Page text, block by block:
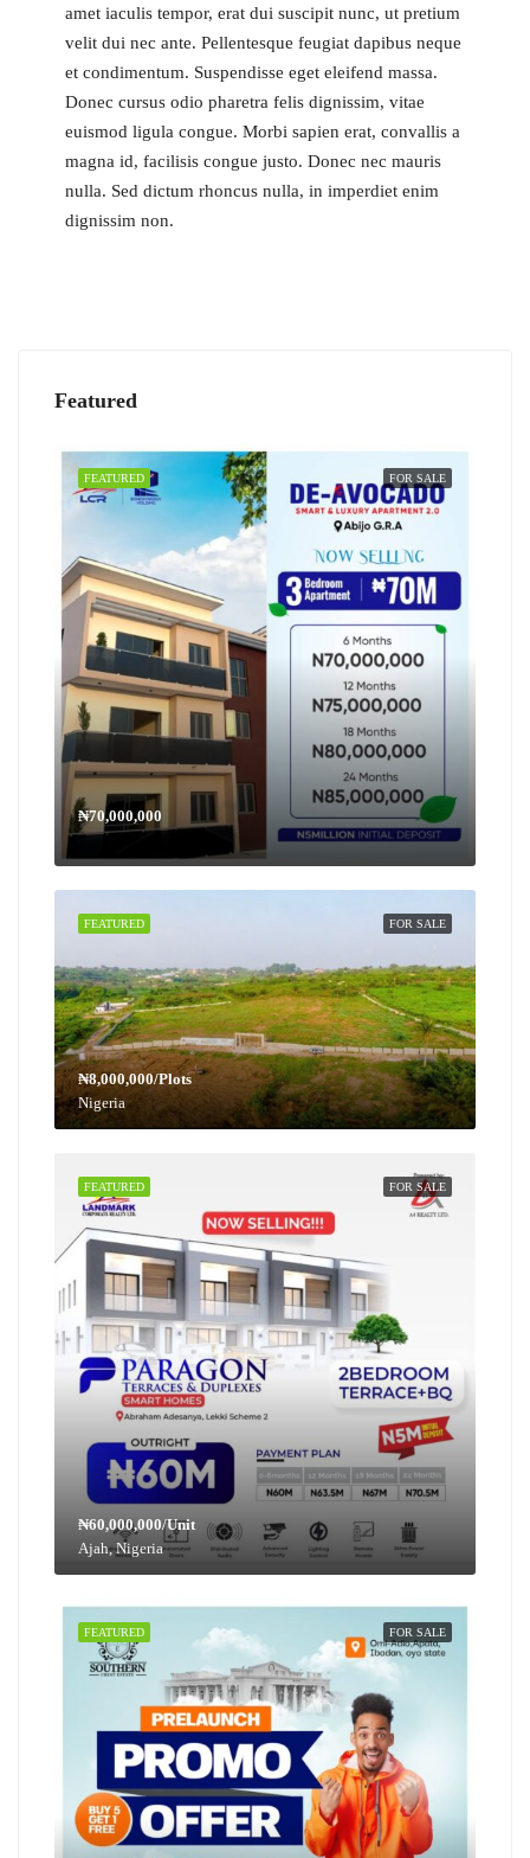
amet iaculis tempor, erat dui suscipit nunc, ut pretium
velit dui nec ante. Pellentesque feugiat dapibus neque
et condimentum. Suspendisse eget eleifend massa.
Donec cursus odio pharetra felis dignissim, vitae
euismod ligula congue. Morbi sapien erat, convallis a
magna id, facilisis congue justo. Donec nec mauris
nulla. Sed dictum rhoncus nulla, in imperdiet enim
dignissim non.
Featured
FOR SALE
FEATURED
₦70,000,000
FOR SALE
FEATURED
₦8,000,000/Plots
Nigeria
FOR SALE
FEATURED
₦60,000,000/Unit
Ajah, Nigeria
FOR SALE
FEATURED